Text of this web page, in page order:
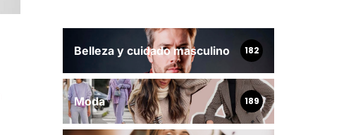
Belleza y cuidado masculino 182
Moda 189